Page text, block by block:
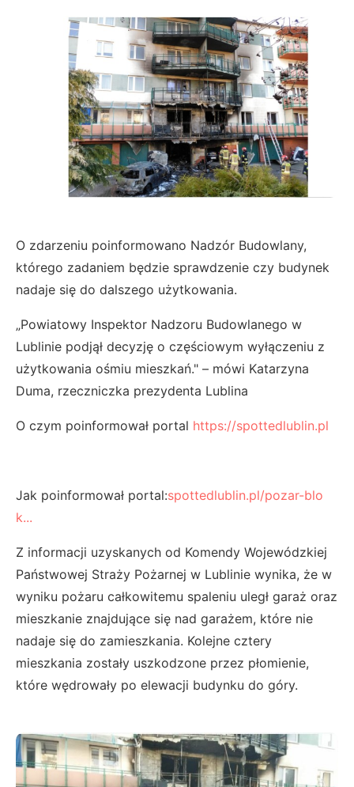
O zdarzeniu poinformowano Nadzór Budowlany,
którego zadaniem będzie sprawdzenie czy budynek
nadaje się do dalszego użytkowania.
„Powiatowy Inspektor Nadzoru Budowlanego w
Lublinie podjął decyzję o częściowym wyłączeniu z
użytkowania ośmiu mieszkań." – mówi Katarzyna
Duma, rzeczniczka prezydenta Lublina
O czym poinformował portal https://spottedlublin.pl
Jak poinformował portal:spottedlublin.pl/pozar-blo
k...
Z informacji uzyskanych od Komendy Wojewódzkiej
Państwowej Straży Pożarnej w Lublinie wynika, że w
wyniku pożaru całkowitemu spaleniu uległ garaż oraz
mieszkanie znajdujące się nad garażem, które nie
nadaje się do zamieszkania. Kolejne cztery
mieszkania zostały uszkodzone przez płomienie,
które wędrowały po elewacji budynku do góry.